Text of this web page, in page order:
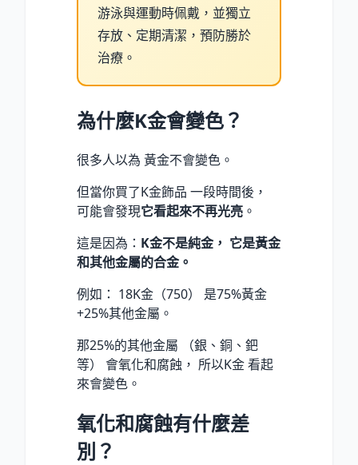
游泳與運動時佩戴，並獨立
存放、定期清潔，預防勝於
治療。
為什麼K金會變色？
很多人以為 黃金不會變色。
但當你買了K金飾品 一段時間後，
可能會發現它看起來不再光亮 。
這是因為： K金不是純金， 它是黃金
和其他金屬的合金。
例如： 18K金（750） 是75%黃金
+25%其他金屬。
那25%的其他金屬 （銀、銅、鈀
等） 會氧化和腐蝕， 所以K金 看起
來會變色。
氧化和腐蝕有什麼差
別？